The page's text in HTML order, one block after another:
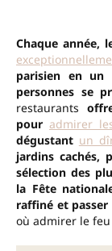
Chaque année,
parisien en un
personnes se
restaurants
pour admirer
dégustant un
jardins cachés,
sélection des
la Fête
raffiné et
où admirer le feu